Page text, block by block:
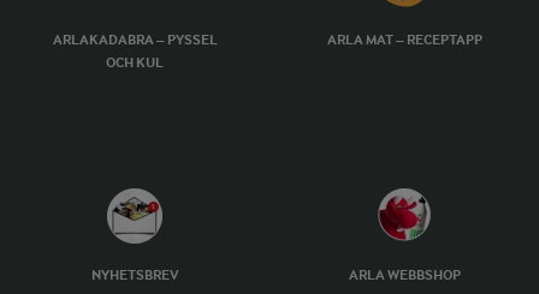
ARLAKADABRA – PYSSEL
OCH KUL
ARLA MAT – RECEPTAPP
NYHETSBREV ARLA WEBBSHOP